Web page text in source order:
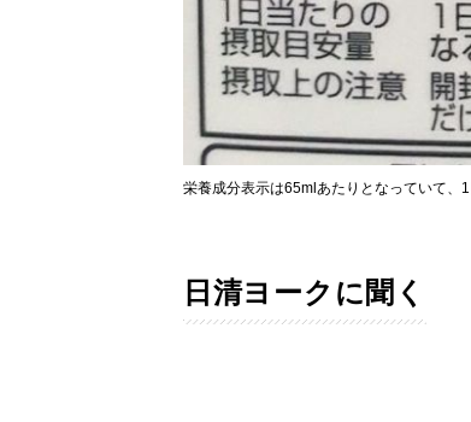
栄養成分表示は65mlあたりとなっていて、
日清ヨークに聞く